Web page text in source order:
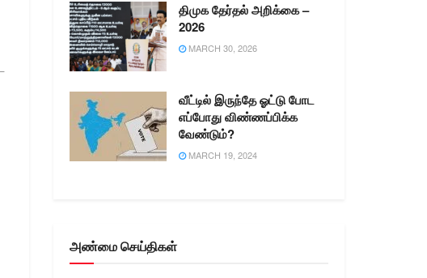
திமுக தேர்தல் அறிக்கை –
2026
MARCH 30, 2026
வீட்டில் இருந்தே ஓட்டு போட
எப்போது விண்ணப்பிக்க
வேண்டும்?
MARCH 19, 2024
அண்மை செய்திகள்